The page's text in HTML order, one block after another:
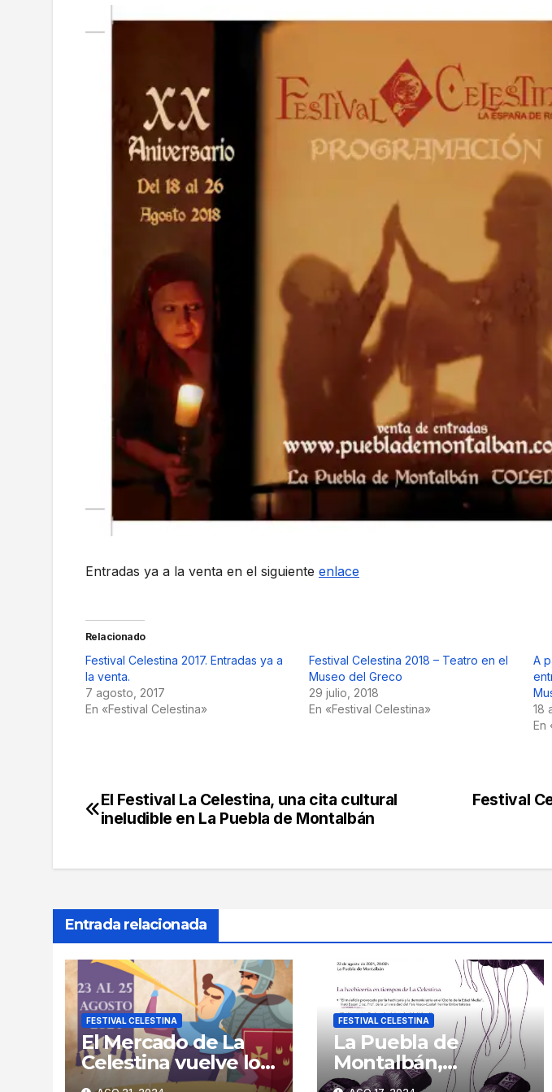
Entradas ya a la venta en el siguiente enlace
Relacionado
Festival Celestina 2017. Entradas ya a
la venta.
7 agosto, 2017
En «Festival Celestina»
Festival Celestina 2018 – Teatro en el
Museo del Greco
29 julio, 2018
En «Festival Celestina»
A
18
En
Navegación
entradas
Festival
El Festival La Celestina, una cita cultural
ineludible en La Puebla de Montalbán
Entrada relacionada
FESTIVAL CELESTINA
El Mercado de La
Celestina vuelve los
días 23, 24 y 25 de
FESTIVAL CELESTINA
La Puebla de
Montalbán,
epicentro del I